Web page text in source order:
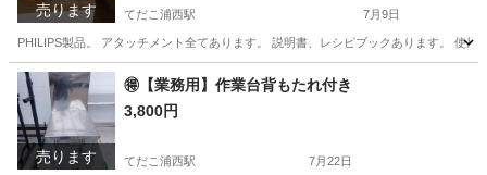
売ります てだこ浦西駅 7月9日
PHILIPS製品。 アタッチメント全てあります。 説明書、レシピブックあります。 使
沖縄 うるま市 てだこ浦西駅 キッチン家電
売ります
🉐【業務用】作業台背もたれ付き
3,800円
てだこ浦西駅 7月22日